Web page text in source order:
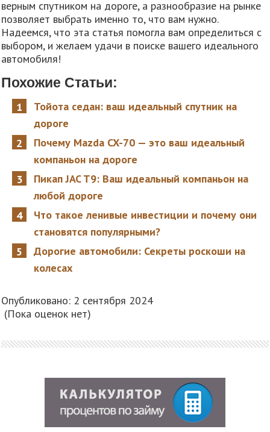
верным спутником на дороге, а разнообразие на рынке
позволяет выбрать именно то, что вам нужно.
Надеемся, что эта статья помогла вам определиться с
выбором, и желаем удачи в поиске вашего идеального
автомобиля!
Похожие Статьи:
Тойота седан: ваш идеальный спутник на
дороге
Почему Mazda CX-70 — это ваш идеальный
компаньон на дороге
Пикап JAC T9: Ваш идеальный компаньон на
любой дороге
Что такое ленивые инвестиции и почему они
становятся популярными?
Дорогие автомобили: Секреты роскоши на
колесах
Опубликовано: 2 сентября 2024
(Пока оценок нет)